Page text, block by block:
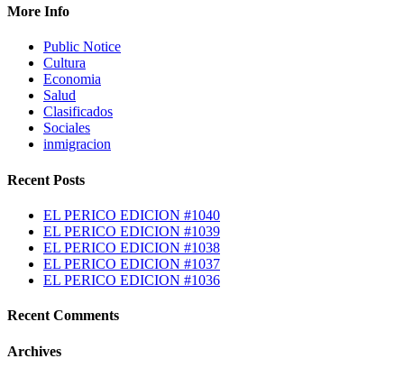
More Info
Public Notice
Cultura
Economia
Salud
Clasificados
Sociales
inmigracion
Recent Posts
EL PERICO EDICION #1040
EL PERICO EDICION #1039
EL PERICO EDICION #1038
EL PERICO EDICION #1037
EL PERICO EDICION #1036
Recent Comments
Archives